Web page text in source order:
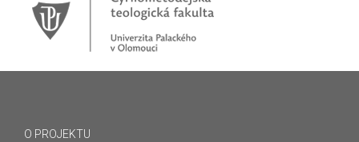
O PROJEKTU